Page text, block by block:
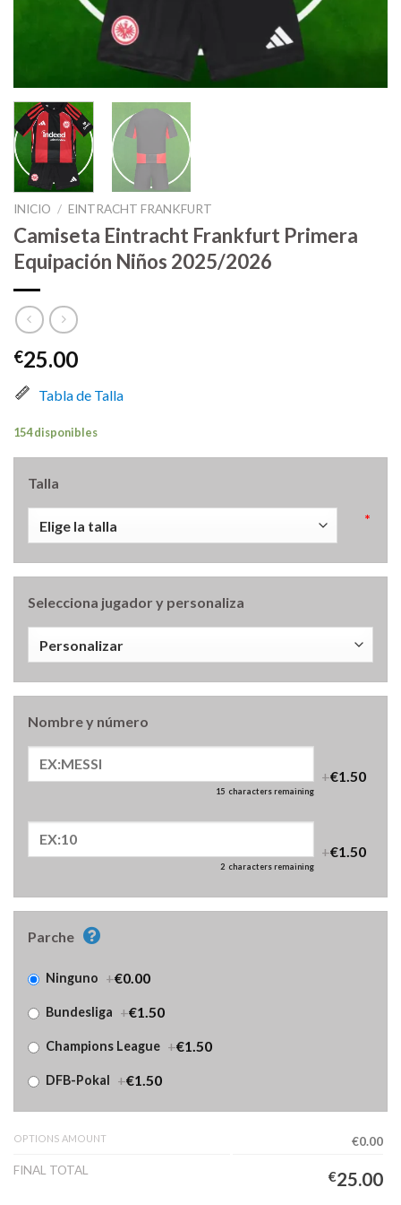
INICIO / EINTRACHT FRANKFURT
Camiseta Eintracht Frankfurt Primera
Equipación Niños 2025/2026
€25.00
Tabla de Talla
154 disponibles
Talla
*
Selecciona jugador y personaliza
Nombre y número
15 characters remaining
+€1.50
2 characters remaining
+€1.50
Parche
Ninguno +€0.00
Bundesliga +€1.50
Champions League +€1.50
DFB-Pokal +€1.50
OPTIONS AMOUNT
€0.00
FINAL TOTAL
€25.00